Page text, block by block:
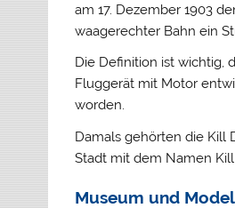
am 17. Dezember 1903
waagerechter Bahn ein
Die Definition ist wichtig,
Fluggerät mit Motor
worden.
Damals gehörten die Kill
Stadt mit dem Namen
Museum und